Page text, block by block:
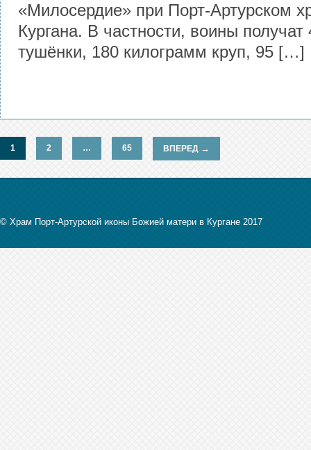
«Милосердие» при Порт-Артурском
Кургана. В частности, воины получат
тушёнки, 180 килограмм круп, 95 […]
1 2 … 65 ВПЕРЕД →
© Храм Порт-Артурской иконы Божией матери в Кургане 2017